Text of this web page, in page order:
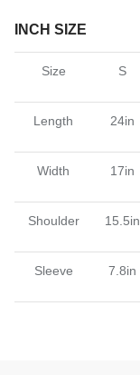
INCH SIZE
Size S
Length 24in
Width 17in
Shoulder 15.5in
Sleeve 7.8in